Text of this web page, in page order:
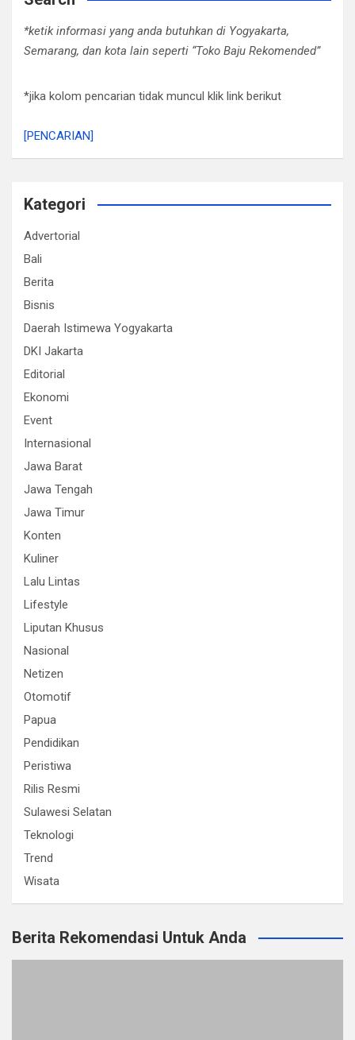
*ketik informasi yang anda butuhkan di Yogyakarta,
Semarang, dan kota lain seperti “Toko Baju Rekomended”
*jika kolom pencarian tidak muncul klik link berikut
[PENCARIAN]
Kategori
Advertorial
Bali
Berita
Bisnis
Daerah Istimewa Yogyakarta
DKI Jakarta
Editorial
Ekonomi
Event
Internasional
Jawa Barat
Jawa Tengah
Jawa Timur
Konten
Kuliner
Lalu Lintas
Lifestyle
Liputan Khusus
Nasional
Netizen
Otomotif
Papua
Pendidikan
Peristiwa
Rilis Resmi
Sulawesi Selatan
Teknologi
Trend
Wisata
Berita Rekomendasi Untuk Anda